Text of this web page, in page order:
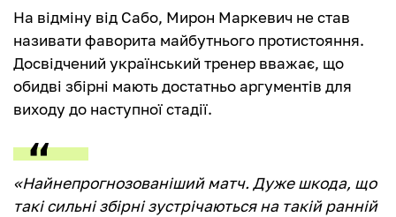
На відміну від Сабо, Мирон Маркевич не став
називати фаворита майбутнього протистояння.
Досвідчений український тренер вважає, що
обидві збірні мають достатньо аргументів для
виходу до наступної стадії.
«Найнепрогнозованіший матч. Дуже шкода, що
такі сильні збірні зустрічаються на такій ранній